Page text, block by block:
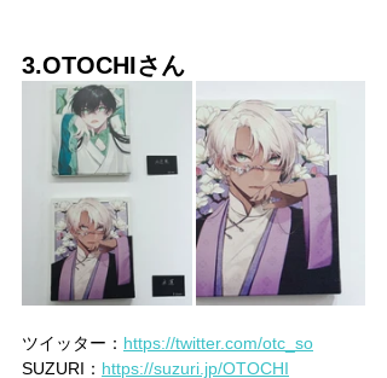
3.OTOCHIさん
ツイッター： https://twitter.com/otc_so
SUZURI： https://suzuri.jp/OTOCHI